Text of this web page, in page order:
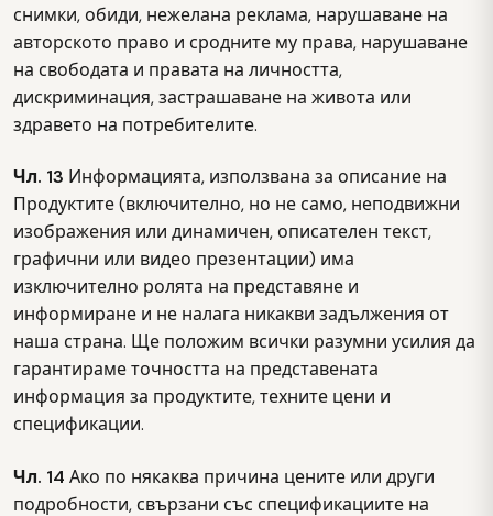
снимки, обиди, нежелана реклама, нарушаване на
авторското право и сродните му права, нарушаване
на свободата и правата на личността,
дискриминация, застрашаване на живота или
здравето на потребителите.
Чл. 13 Информацията, използвана за описание на
Продуктите (включително, но не само, неподвижни
изображения или динамичен, описателен текст,
графични или видео презентации) има
изключително ролята на представяне и
информиране и не налага никакви задължения от
наша страна. Ще положим всички разумни усилия да
гарантираме точността на представената
информация за продуктите, техните цени и
спецификации.
Чл. 14 Ако по някаква причина цените или други
подробности, свързани със спецификациите на